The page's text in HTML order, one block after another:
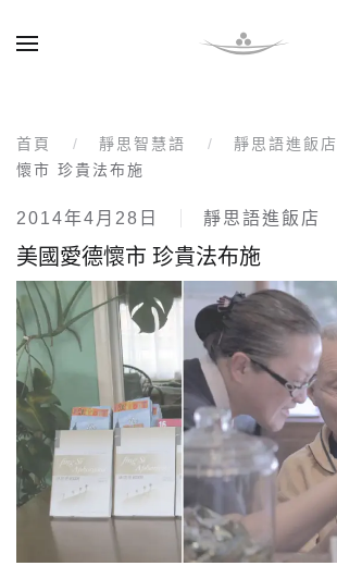
首頁 靜思智慧語 靜思語進飯店
懷市 珍貴法布施
2014年4月28日 靜思語進飯店
美國愛德懷市 珍貴法布施